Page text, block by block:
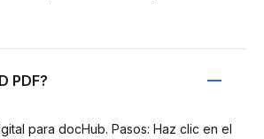
PDF?
para docHub. Pasos: Haz clic en el